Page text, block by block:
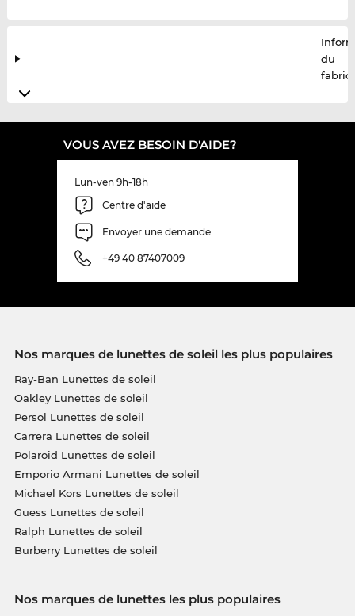
du
VOUS AVEZ BESOIN D'AIDE?
Lun-ven 9h-18h
Centre d'aide
Envoyer une demande
+49 40 87407009
Nos marques de lunettes de soleil les plus populaires
Ray-Ban Lunettes de soleil
Oakley Lunettes de soleil
Persol Lunettes de soleil
Carrera Lunettes de soleil
Polaroid Lunettes de soleil
Emporio Armani Lunettes de soleil
Michael Kors Lunettes de soleil
Guess Lunettes de soleil
Ralph Lunettes de soleil
Burberry Lunettes de soleil
Nos marques de lunettes les plus populaires